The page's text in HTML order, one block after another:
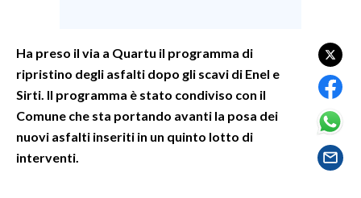
SPETTACOLI
GOSSIP
Ha preso il via a Quartu il programma di
ripristino degli asfalti dopo gli scavi di Enel e
Sirti. Il programma è stato condiviso con il
Comune che sta portando avanti la posa dei
nuovi asfalti inseriti in un quinto lotto di
interventi.